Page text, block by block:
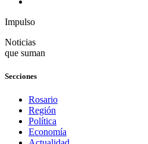
Impulso
Noticias
que suman
Secciones
Rosario
Región
Política
Economía